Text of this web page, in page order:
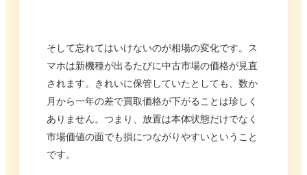
そして忘れてはいけないのが相場の変化です。ス
マホは新機種が出るたびに中古市場の価格が見直
されます。きれいに保管していたとしても、数か
月から一年の差で買取価格が下がることは珍しく
ありません。つまり、放置は本体状態だけでなく
市場価値の面でも損につながりやすいということ
です。